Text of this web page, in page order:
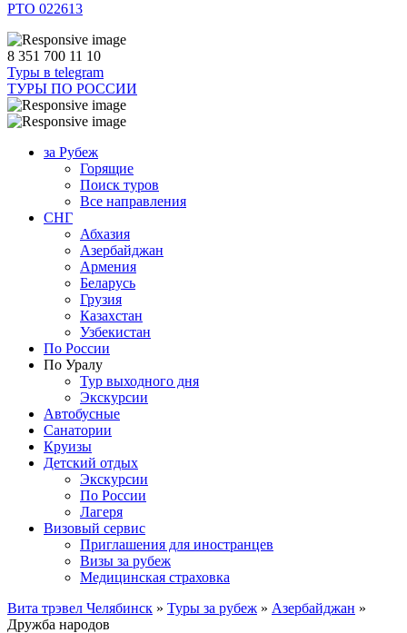
РТО 022613
8 351 700 11 10
Туры в telegram
ТУРЫ ПО РОССИИ
за Рубеж
Горящие
Поиск туров
Все направления
СНГ
Абхазия
Азербайджан
Армения
Беларусь
Грузия
Казахстан
Узбекистан
По России
По Уралу
Тур выходного дня
Экскурсии
Автобусные
Санатории
Круизы
Детский отдых
Экскурсии
По России
Лагеря
Визовый сервис
Приглашения для иностранцев
Визы за рубеж
Медицинская страховка
Вита трэвел Челябинск » Туры за рубеж » Азербайджан »
Дружба народов